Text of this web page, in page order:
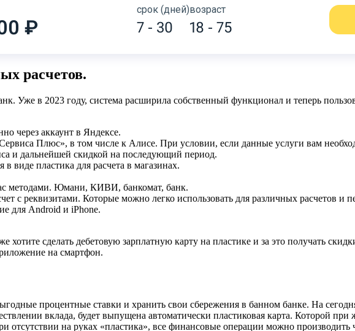
₽
срок (дней)
7 - 30
возраст
18 - 75
расчетов.
Уже в 2023 году, система расширила собственный функционал и теперь
через аккаунт в Яндексе.
Плюс», в том числе к Алисе. При условии, если данные услуги вам
и дальнейшей скидкой на последующий период.
виде пластика для расчета в магазинах.
методами. Юмани, КИВИ, банкомат, банк.
с реквизитами. Которые можно легко использовать для различных расчетов и
для Android и iPhone.
хотите сделать дебетовую зарплатную карту на пластике и за это получать
на смартфон.
процентные ставки и хранить свои сбережения в банном банке. На
вклада, будет выпущена автоматически пластиковая карта. Которой при
на руках «пластика», все финансовые операции можно производить